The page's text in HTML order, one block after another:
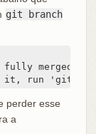
git branch
merged.
it, run 'git
perder esse
a